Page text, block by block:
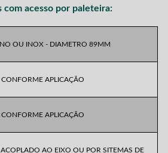
com acesso por paleteira:
OU INOX - DIAMETRO 89MM
CONFORME APLICAÇÃO
CONFORME APLICAÇÃO
AO EIXO OU POR SITEMAS DE